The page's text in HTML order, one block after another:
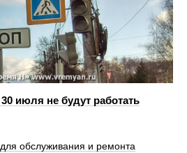
июля не будут работать
обслуживания и ремонта